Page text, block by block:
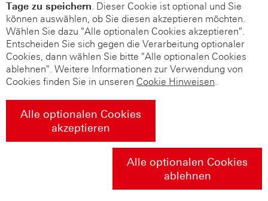
Tage zu speichern. Dieser Cookie ist optional und Sie
können auswählen, ob Sie diesen akzeptieren möchten.
Wählen Sie dazu "Alle optionalen Cookies akzeptieren".
Entscheiden Sie sich gegen die Verarbeitung optionaler
Cookies, dann wählen Sie bitte "Alle optionalen Cookies
ablehnen". Weitere Informationen zur Verwendung von
Cookies finden Sie in unseren Cookie Hinweisen.
Alle optionalen Cookies
akzeptieren
Alle optionalen Cookies
ablehnen